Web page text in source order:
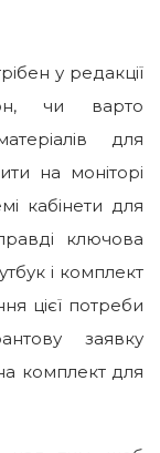
у редакції
чи варто
для
на моніторі
кабінети для
ключова
і комплект
цієї потреби
заявку
комплект для